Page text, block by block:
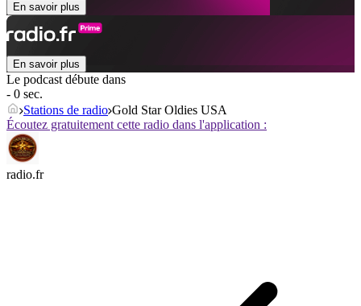
En savoir plus
En savoir plus
Le podcast débute dans
- 0 sec.
Stations de radio Gold Star Oldies USA
Écoutez gratuitement cette radio dans l'application :
radio.fr